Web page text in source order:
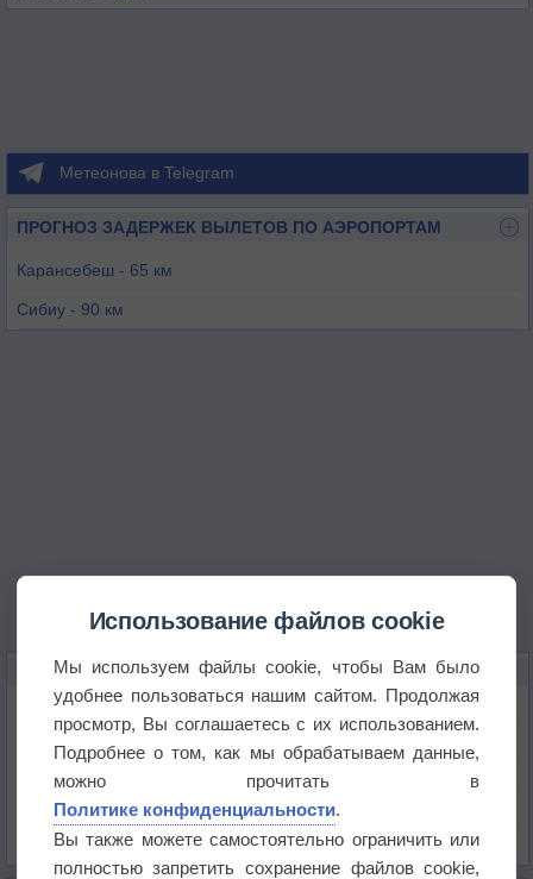
Метеонова в Telegram
ПРОГНОЗ ЗАДЕРЖЕК ВЫЛЕТОВ ПО АЭРОПОРТАМ
Карансебеш - 65 км
Сибиу - 90 км
КАРТЫ ПОГОДЫ В ХУНЕДОАРЕ
Температура
Давление
Осадки
Облачность
Список всех карт
Использование файлов cookie
Мы используем файлы cookie, чтобы Вам было
удобнее пользоваться нашим сайтом. Продолжая
просмотр, Вы соглашаетесь с их использованием.
Подробнее о том, как мы обрабатываем данные,
можно прочитать в
Политике конфиденциальности.
Вы также можете самостоятельно ограничить или
полностью запретить сохранение файлов cookie,